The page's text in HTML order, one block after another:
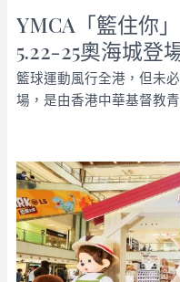
YMCA「籃住你
5.22-25奧海城登
籃球運動風行全港，但未
場，是由香港中華基督教